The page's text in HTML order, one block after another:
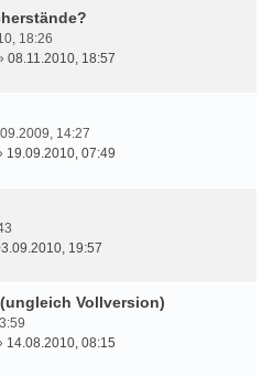
18:26
08.11.2010, 18:57
14:27
19.09.2010, 07:49
19:57
Vollversion)
14.08.2010, 08:15